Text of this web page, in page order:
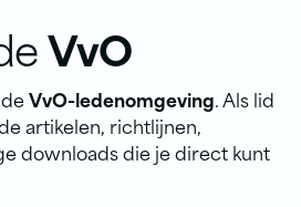
VvO
VvO-ledenomgeving. Als lid
artikelen, richtlijnen,
downloads die je direct kunt